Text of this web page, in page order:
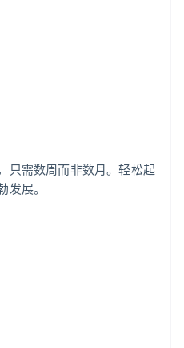
只需数周而非数月。轻松起
发展。